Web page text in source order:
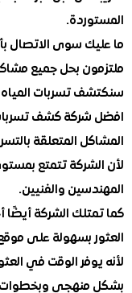
سوى الاتصال بأفضل
بحل جميع مشاكل تسرب
تسربات المياه بدون
كشف تسربات لديها
المتعلقة بالتسريبات.
تتمتع بمستوى عالٍ
والفنيين.
الشركة أيضًا أحدث
بسهولة على موقع
الوقت في العثور على
وبخطوات